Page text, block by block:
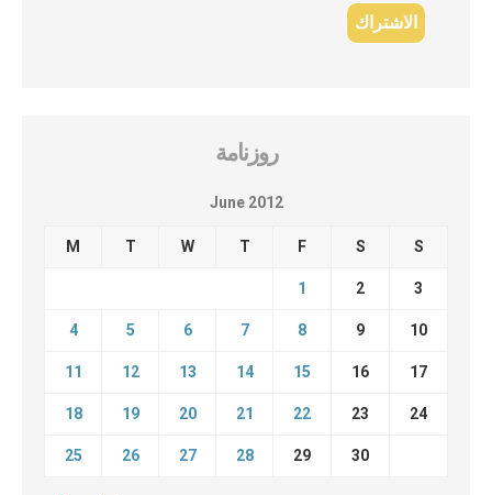
روزنامة
June 2012
M T W T F S S
1 2 3
4 5 6 7 8 9 10
11 12 13 14 15 16 17
18 19 20 21 22 23 24
25 26 27 28 29 30